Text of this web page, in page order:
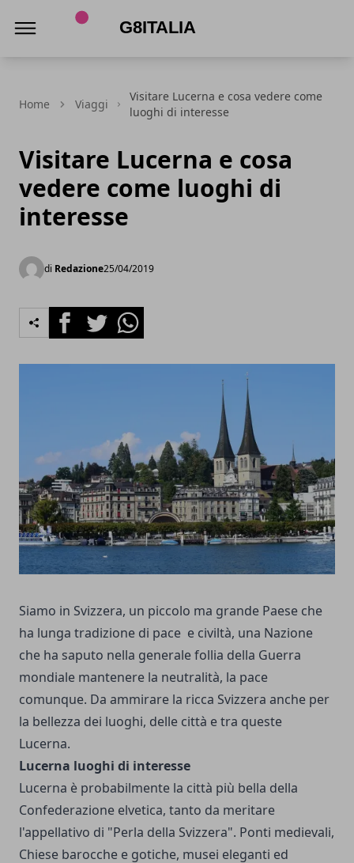
Home Viaggi
Visitare Lucerna e cosa vedere come
luoghi di interesse
Visitare Lucerna e cosa
vedere come luoghi di
interesse
di Redazione25/04/2019
FacebookTwitterWhatsapp
Siamo in Svizzera, un piccolo ma grande Paese che
ha lunga tradizione di pace e civiltà, una Nazione
che ha saputo nella generale follia della Guerra
mondiale mantenere la neutralità, la pace
comunque. Da ammirare la ricca Svizzera anche per
la bellezza dei luoghi, delle città e tra queste
Lucerna.
Lucerna luoghi di interesse
Lucerna è probabilmente la città più bella della
Confederazione elvetica, tanto da meritare
l'appellativo di "Perla della Svizzera". Ponti medievali,
Chiese barocche e gotiche, musei eleganti ed